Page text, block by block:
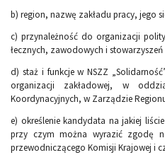
b) region, nazwę zakładu pracy, jego
c) przynależność do organizacji
łecznych, zawodowych i
d) staż i funkcje w NSZZ
organizacji zakładowej, w
Koordynacyjnych, w Zarządzie
e) określenie kandydata na jakiej
przy czym można wyrazić zgodę
przewodniczącego Komisji Krajowej i